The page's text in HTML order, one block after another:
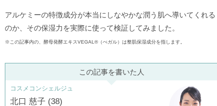
アルケミーの特徴成分が本当にしなやかな潤う肌へ導いてくれる
のか、その保湿力を実際に使って検証してみました。
※この記事内の、酵母発酵エキスVEGAL®（べガル）は整肌保湿成分を指します。
この記事を書いた人
コスメコンシェルジュ
北口 慈子 (38)